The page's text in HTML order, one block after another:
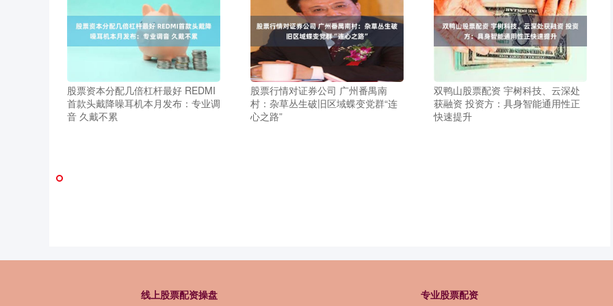
股票资本分配几倍杠杆最好 REDMI
首款头戴降噪耳机本月发布：专业调
音 久戴不累
股票行情对证券公司 广州番禺南
村：杂草丛生破旧区域蝶变党群“连
心之路”
双鸭山股票配资 宇树科技、云深处
获融资 投资方：具身智能通用性正
快速提升
线上股票配资操盘 专业股票配资